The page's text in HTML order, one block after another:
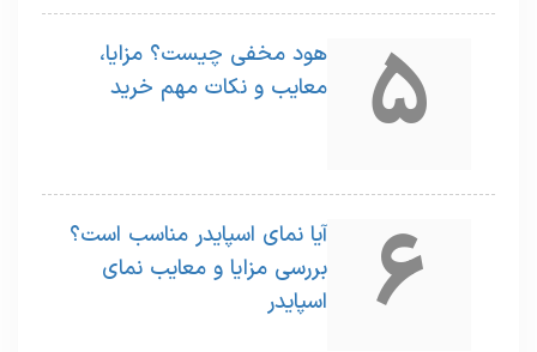
5
هود مخفی چیست؟ مزایا،
معایب و نکات مهم خرید
6
آیا نمای اسپایدر مناسب است؟
بررسی مزایا و معایب نمای
اسپایدر